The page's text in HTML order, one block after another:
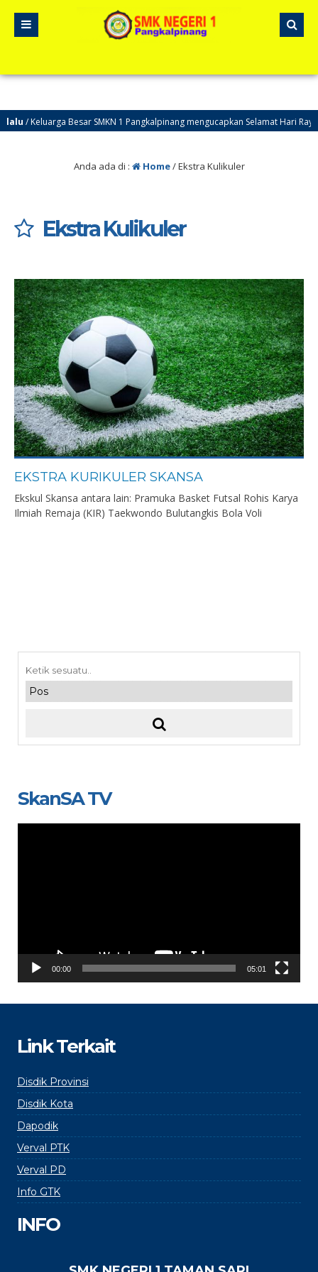
/ Keluarga Besar SMKN 1 Pangkalpinang mengucapkan Selamat Hari Raya
Anda ada di : Home/Ekstra Kulikuler
Ekstra Kulikuler
EKSTRA KURIKULER SKANSA
Ekskul Skansa antara lain: Pramuka Basket Futsal Rohis Karya
Ilmiah Remaja (KIR) Taekwondo Bulutangkis Bola Voli
SkanSA TV
00:00 05:01
Link Terkait
Disdik Provinsi
Disdik Kota
Dapodik
Verval PTK
Verval PD
Info GTK
INFO